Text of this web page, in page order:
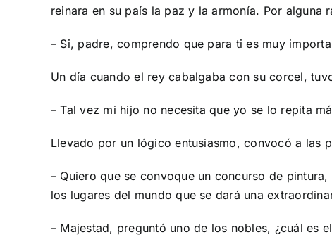
reinara en su país la paz y la armonía. Por
– Si, padre, comprendo que para ti es muy
Un día cuando el rey cabalgaba con su corcel,
– Tal vez mi hijo no necesita que yo se lo repita
Llevado por un lógico entusiasmo, convocó a las
– Quiero que se convoque un concurso de
los lugares del mundo que se dará una
– Majestad, preguntó uno de los nobles, ¿cuál es